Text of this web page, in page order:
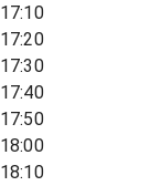
17:10
17:20
17:30
17:40
17:50
18:00
18:10